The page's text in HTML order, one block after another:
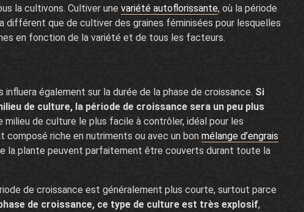
la cultivons. Cultiver une variété autoflorissante, où la période
différent que de cultiver des graines féminisées pour lesquelles
en fonction de la variété et de tous les facteurs.
également sur la durée de la phase de croissance. Si
de culture, la période de croissance sera un peu plus
milieu de culture le plus facile à contrôler, idéal pour les
riche en nutriments ou avec un bon mélange d’engrais
la plante peuvent parfaitement être couverts durant toute la
de croissance est généralement plus courte, surtout parce
de croissance, ce type de culture est très explosif,